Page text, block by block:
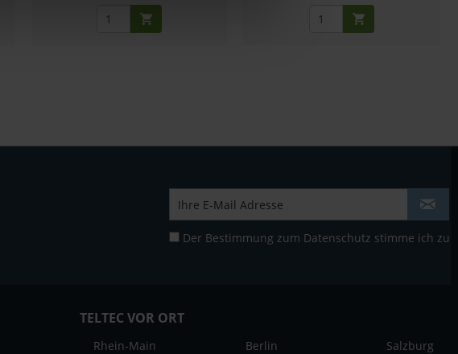
Der Bestimmung zum Datenschutz stimme ich zu
TELTEC VOR ORT
Rhein-Main
Berlin
Salzburg